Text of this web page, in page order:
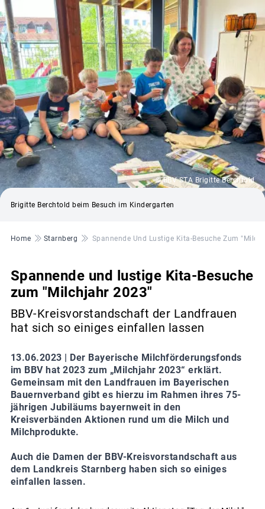
© BBV STA Brigitte Berchtold
Brigitte Berchtold beim Besuch im Kindergarten
Pfadnavigation
Home Starnberg Spannende Und Lustige Kita-Besuche Zum
Spannende und lustige Kita-Besuche
zum "Milchjahr 2023"
BBV-Kreisvorstandschaft der Landfrauen
hat sich so einiges einfallen lassen
13.06.2023 |
Der Bayerische Milchförderungsfonds
im BBV hat 2023 zum „Milchjahr 2023“ erklärt.
Gemeinsam mit den Landfrauen im Bayerischen
Bauernverband gibt es hierzu im Rahmen ihres 75-
jährigen Jubiläums bayernweit in den
Kreisverbänden Aktionen rund um die Milch und
Milchprodukte.
Auch die Damen der BBV-Kreisvorstandschaft aus
dem Landkreis Starnberg haben sich so einiges
einfallen lassen.